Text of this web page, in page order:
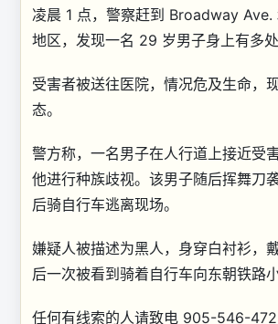
凌晨 1 点，警察赶到 Broadway Ave.
地区，发现一名 29 岁男子身上有多处
受害者被送往医院，情况危及生命，
态。
警方称，一名男子在人行道上接近受
他进行种族歧视。该男子随后挥舞刀
后骑自行车逃离现场。
嫌疑人被描述为黑人，身穿白衬衫，
后一次被看到骑着自行车向东朝铁路小
任何有线索的人请致电 905-546-